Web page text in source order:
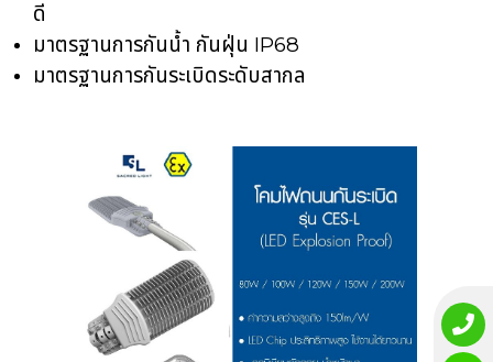
ดี
มาตรฐานการกันน้ำ กันฝุ่น IP68
มาตรฐานการกันระเบิดระดับสากล